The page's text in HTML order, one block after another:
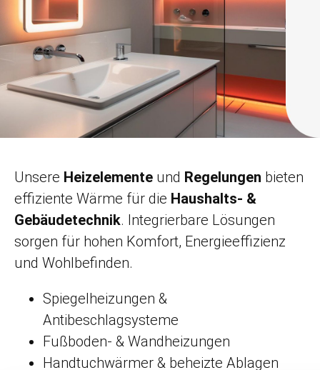
Unsere Heizelemente und Regelungen bieten
effiziente Wärme für die Haushalts- &
Gebäudetechnik. Integrierbare Lösungen
sorgen für hohen Komfort, Energieeffizienz
und Wohlbefinden.
Spiegelheizungen &
Antibeschlagsysteme
Fußboden- & Wandheizungen
Handtuchwärmer & beheizte Ablagen